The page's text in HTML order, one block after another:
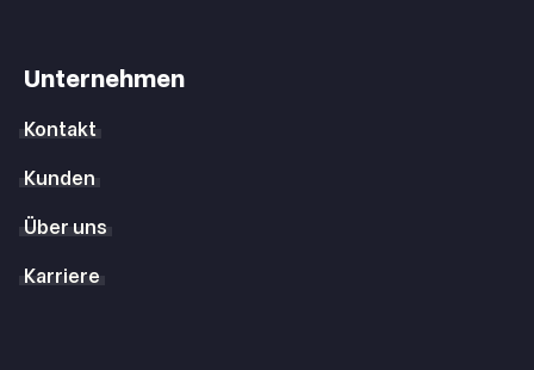
Unternehmen
Kontakt
Kunden
Über uns
Karriere